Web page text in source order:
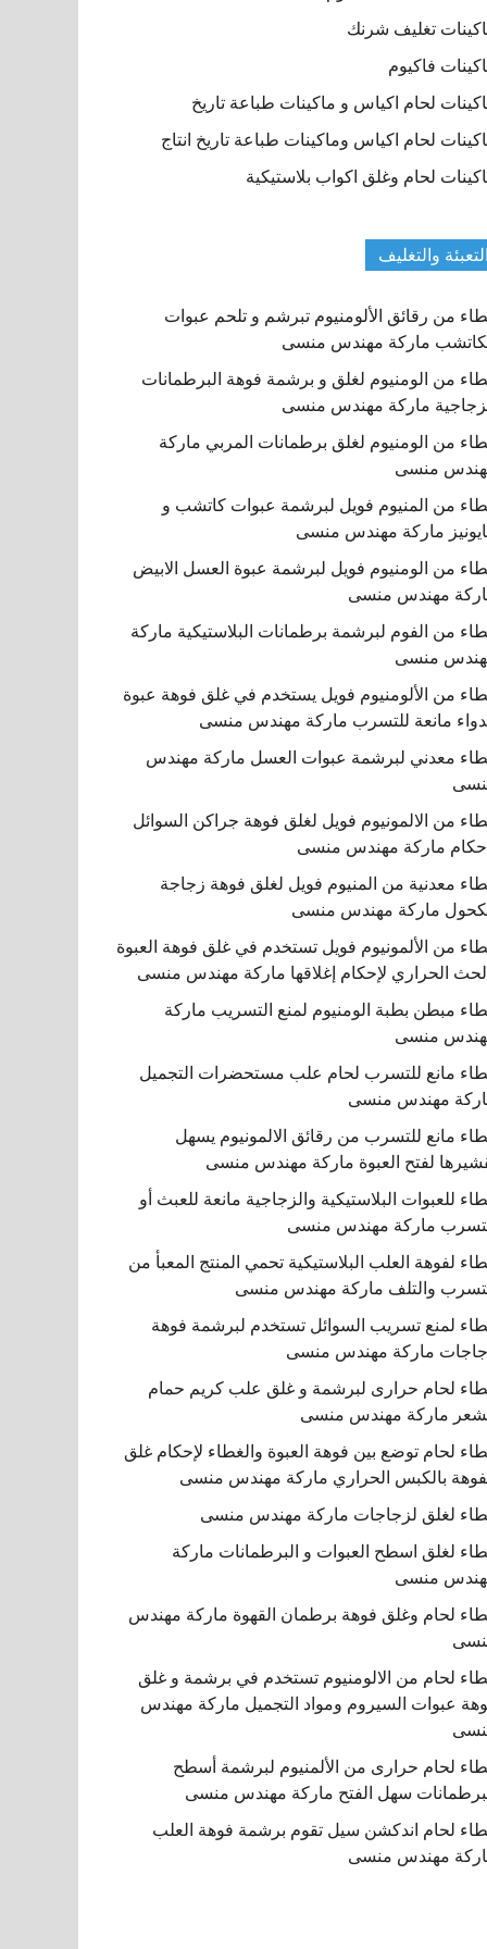
تغليف شرنك
فاكيوم
لحام اكياس و ماكينات طباعة تاريخ
لحام اكياس وماكينات طباعة تاريخ انتاج
لحام وغلق اكواب بلاستيكية
التعبئة والتغليف
من رقائق الألومنيوم تبرشم و تلحم عبوات
ماركة مهندس منسى
من الومنيوم لغلق و برشمة فوهة البرطمانات
ماركة مهندس منسى
من الومنيوم لغلق برطمانات المربي ماركة
منسى
من المنيوم فويل لبرشمة عبوات كاتشب و
ماركة مهندس منسى
من الومنيوم فويل لبرشمة عبوة العسل الابيض
مهندس منسى
من الفوم لبرشمة برطمانات البلاستيكية ماركة
منسى
من الألومنيوم فويل يستخدم في غلق فوهة عبوة
مانعة للتسرب ماركة مهندس منسى
معدني لبرشمة عبوات العسل ماركة مهندس
من الالمونيوم فويل لغلق فوهة جراكن السوائل
ماركة مهندس منسى
معدنية من المنيوم فويل لغلق فوهة زجاجة
ماركة مهندس منسى
من الألمونيوم فويل تستخدم في غلق فوهة العبوة
الحراري لإحكام إغلاقها ماركة مهندس منسى
مبطن بطبة الومنيوم لمنع التسريب ماركة
منسى
مانع للتسرب لحام علب مستحضرات التجميل
مهندس منسى
مانع للتسرب من رقائق الالمونيوم يسهل
لفتح العبوة ماركة مهندس منسى
للعبوات البلاستيكية والزجاجية مانعة للعبث أو
ماركة مهندس منسى
لفوهة العلب البلاستيكية تحمي المنتج المعبأ من
والتلف ماركة مهندس منسى
لمنع تسريب السوائل تستخدم لبرشمة فوهة
ماركة مهندس منسى
لحام حرارى لبرشمة و غلق علب كريم حمام
ماركة مهندس منسى
لحام توضع بين فوهة العبوة والغطاء لإحكام غلق
بالكبس الحراري ماركة مهندس منسى
لغلق لزجاجات ماركة مهندس منسى
لغلق اسطح العبوات و البرطمانات ماركة
منسى
لحام وغلق فوهة برطمان القهوة ماركة مهندس
لحام من الالومنيوم تستخدم في برشمة و غلق
عبوات السيروم ومواد التجميل ماركة مهندس
لحام حرارى من الألمنيوم لبرشمة أسطح
سهل الفتح ماركة مهندس منسى
لحام اندكشن سيل تقوم برشمة فوهة العلب
مهندس منسى